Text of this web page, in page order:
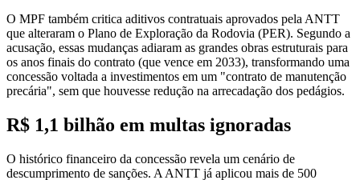
O MPF também critica aditivos contratuais aprovados pela ANTT
que alteraram o Plano de Exploração da Rodovia (PER). Segundo a
acusação, essas mudanças adiaram as grandes obras estruturais para
os anos finais do contrato (que vence em 2033), transformando uma
concessão voltada a investimentos em um "contrato de manutenção
precária", sem que houvesse redução na arrecadação dos pedágios.
R$ 1,1 bilhão em multas ignoradas
O histórico financeiro da concessão revela um cenário de
descumprimento de sanções. A ANTT já aplicou mais de 500